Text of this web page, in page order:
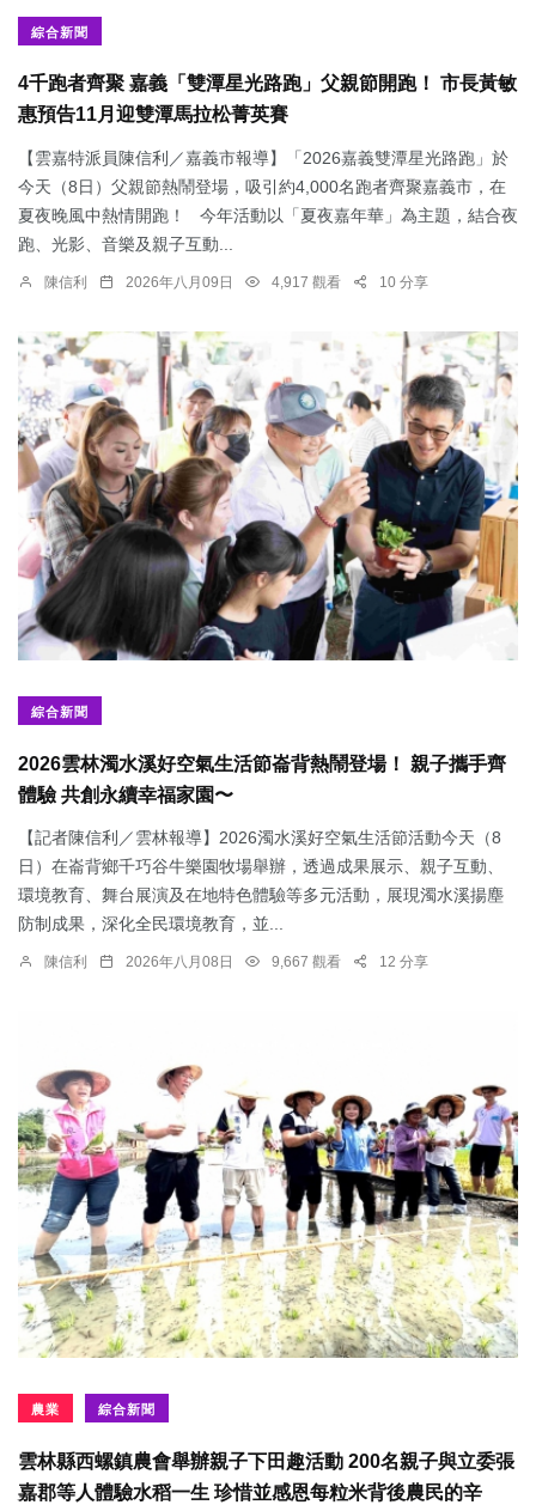
綜合新聞
4千跑者齊聚 嘉義「雙潭星光路跑」父親節開跑！ 市長黃敏
惠預告11月迎雙潭馬拉松菁英賽
【雲嘉特派員陳信利／嘉義市報導】「2026嘉義雙潭星光路跑」於
今天（8日）父親節熱鬧登場，吸引約4,000名跑者齊聚嘉義市，在
夏夜晚風中熱情開跑！ 今年活動以「夏夜嘉年華」為主題，結合夜
跑、光影、音樂及親子互動...
陳信利 2026年八月09日 4,917 觀看 10 分享
綜合新聞
2026雲林濁水溪好空氣生活節崙背熱鬧登場！ 親子攜手齊
體驗 共創永續幸福家園〜
【記者陳信利／雲林報導】2026濁水溪好空氣生活節活動今天（8
日）在崙背鄉千巧谷牛樂園牧場舉辦，透過成果展示、親子互動、
環境教育、舞台展演及在地特色體驗等多元活動，展現濁水溪揚塵
防制成果，深化全民環境教育，並...
陳信利 2026年八月08日 9,667 觀看 12 分享
農業 綜合新聞
雲林縣西螺鎮農會舉辦親子下田趣活動 200名親子與立委張
嘉郡等人體驗水稻一生 珍惜並感恩每粒米背後農民的辛